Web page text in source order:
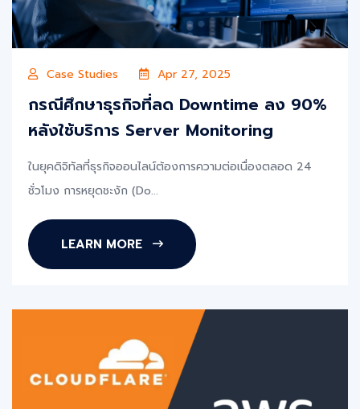
Case Studies Apr 27, 2025
กรณีศึกษาธุรกิจที่ลด Downtime ลง 90%
หลังใช้บริการ Server Monitoring
ในยุคดิจิทัลที่ธุรกิจออนไลน์ต้องการความต่อเนื่องตลอด 24
ชั่วโมง การหยุดชะงัก (Do...
LEARN MORE